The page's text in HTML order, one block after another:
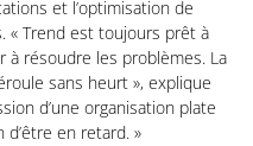
et l’optimisation de
« Trend est toujours prêt à
à résoudre les problèmes. La
sans heurt », explique
d’une organisation plate
d’être en retard. »